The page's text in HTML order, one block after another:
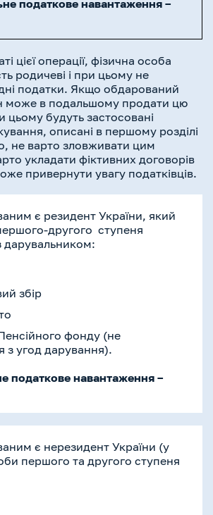
податкове навантаження –
цієї операції, фізична особа
родичеві і при цьому не
податки. Якщо обдарований
може в подальшому продати цю
цьому будуть застосовані
описані в першому розділі
не варто зловживати цим
укладати фіктивних договорів
привернути увагу податківців.
є резидент України, який
другого ступеня
дарувальником:
збір
фонду (не
з угод дарування).
податкове навантаження –
є нерезидент України (у
першого та другого ступеня